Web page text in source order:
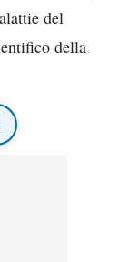
del
della